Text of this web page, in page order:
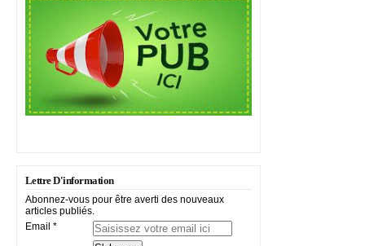
Lettre D'information
Abonnez-vous pour être averti des nouveaux
articles publiés.
Email